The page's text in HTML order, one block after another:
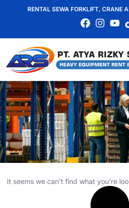
RENTAL SEWA FORKLIFT, CRANE
It seems we can't find what you're